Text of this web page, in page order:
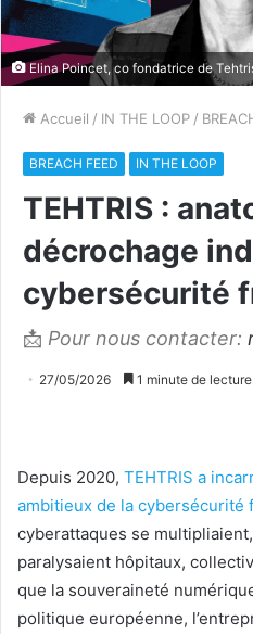
Elina Poincet, co fondatrice de
Accueil / IN THE LOOP /
BREACH FEED IN THE LOOP
TEHTRIS :
décrochage
cybersécurité
📩 Pour nous contacter:
27/05/2026 1 minute de lecture
Depuis 2020, TEHTRIS a
ambitieux de la cybersécurité
cyberattaques se
paralysaient hôpitaux,
que la souveraineté
politique européenne,